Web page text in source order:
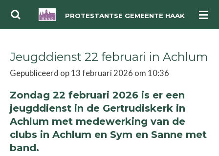
Ga
de
hoofdinhoud
PROTESTANTSE GEMEENTE HAAK
Jeugddienst 22 februari in Achlum
Gepubliceerd op 13 februari 2026 om 10:36
Zondag 22 februari 2026 is er een
jeugddienst in de Gertrudiskerk in
Achlum met medewerking van de
clubs in Achlum en Sym en Sanne met
band.